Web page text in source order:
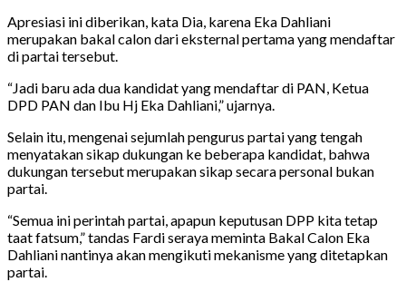
Apresiasi ini diberikan, kata Dia, karena Eka Dahliani
merupakan bakal calon dari eksternal pertama yang mendaftar
di partai tersebut.
“Jadi baru ada dua kandidat yang mendaftar di PAN, Ketua
DPD PAN dan Ibu Hj Eka Dahliani,” ujarnya.
Selain itu, mengenai sejumlah pengurus partai yang tengah
menyatakan sikap dukungan ke beberapa kandidat, bahwa
dukungan tersebut merupakan sikap secara personal bukan
partai.
“Semua ini perintah partai, apapun keputusan DPP kita tetap
taat fatsum,” tandas Fardi seraya meminta Bakal Calon Eka
Dahliani nantinya akan mengikuti mekanisme yang ditetapkan
partai.